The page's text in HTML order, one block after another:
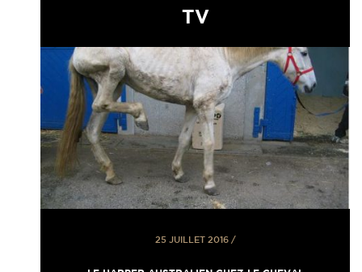
TV
25 JUILLET 2016/